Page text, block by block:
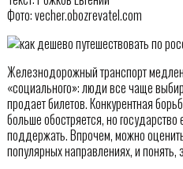
Фото: vecher.obozrevatel.com
Железнодорожный транспорт
«социального»: люди все чаще
продает билетов. Конкурентная
больше обостряется, но
поддержать. Впрочем, можно
популярных направлениях, и понять,